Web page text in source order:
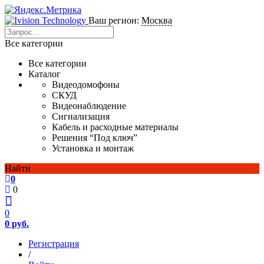
Ваш регион: Москва
Все категории
Все категории
Каталог
Видеодомофоны
СКУД
Видеонаблюдение
Сигнализация
Кабель и расходные материалы
Решения “Под ключ”
Установка и монтаж
Найти
0
0
0
0 руб.
Регистрация
/